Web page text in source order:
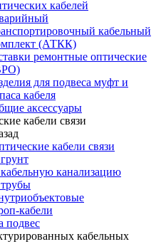
кабелей
кабельный
(АТКК)
ремонтные оптические
для подвеса муфт и
кабеля
аксессуары
кабели связи
кабели связи
канализацию
кабели
подвес
кабельных